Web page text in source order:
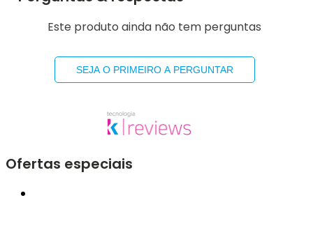
Este produto ainda não tem perguntas
SEJA O PRIMEIRO A PERGUNTAR
Ofertas especiais